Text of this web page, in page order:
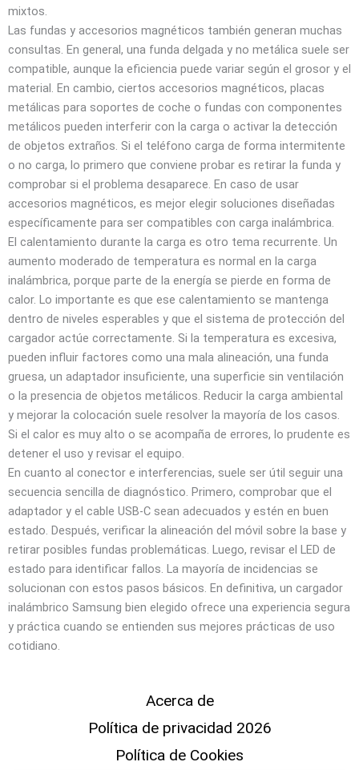
mixtos.
Las fundas y accesorios magnéticos también generan muchas
consultas. En general, una funda delgada y no metálica suele ser
compatible, aunque la eficiencia puede variar según el grosor y el
material. En cambio, ciertos accesorios magnéticos, placas
metálicas para soportes de coche o fundas con componentes
metálicos pueden interferir con la carga o activar la detección
de objetos extraños. Si el teléfono carga de forma intermitente
o no carga, lo primero que conviene probar es retirar la funda y
comprobar si el problema desaparece. En caso de usar
accesorios magnéticos, es mejor elegir soluciones diseñadas
específicamente para ser compatibles con carga inalámbrica.
El calentamiento durante la carga es otro tema recurrente. Un
aumento moderado de temperatura es normal en la carga
inalámbrica, porque parte de la energía se pierde en forma de
calor. Lo importante es que ese calentamiento se mantenga
dentro de niveles esperables y que el sistema de protección del
cargador actúe correctamente. Si la temperatura es excesiva,
pueden influir factores como una mala alineación, una funda
gruesa, un adaptador insuficiente, una superficie sin ventilación
o la presencia de objetos metálicos. Reducir la carga ambiental
y mejorar la colocación suele resolver la mayoría de los casos.
Si el calor es muy alto o se acompaña de errores, lo prudente es
detener el uso y revisar el equipo.
En cuanto al conector e interferencias, suele ser útil seguir una
secuencia sencilla de diagnóstico. Primero, comprobar que el
adaptador y el cable USB‑C sean adecuados y estén en buen
estado. Después, verificar la alineación del móvil sobre la base y
retirar posibles fundas problemáticas. Luego, revisar el LED de
estado para identificar fallos. La mayoría de incidencias se
solucionan con estos pasos básicos. En definitiva, un cargador
inalámbrico Samsung bien elegido ofrece una experiencia segura
y práctica cuando se entienden sus mejores prácticas de uso
cotidiano.
Acerca de
Política de privacidad 2026
Política de Cookies